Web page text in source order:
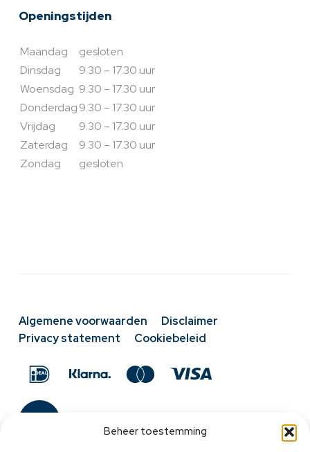
Beheer toestemming
Openingstijden
Maandag
gesloten
Dinsdag
9.30 – 17.30 uur
Woensdag 9.30 – 17.30 uur
Donderdag9.30 – 17.30 uur
Vrijdag
9.30 – 17.30 uur
Zaterdag
9.30 – 17.30 uur
Zondag
gesloten
Algemene voorwaarden
Disclaimer
Privacy statement
Cookiebeleid